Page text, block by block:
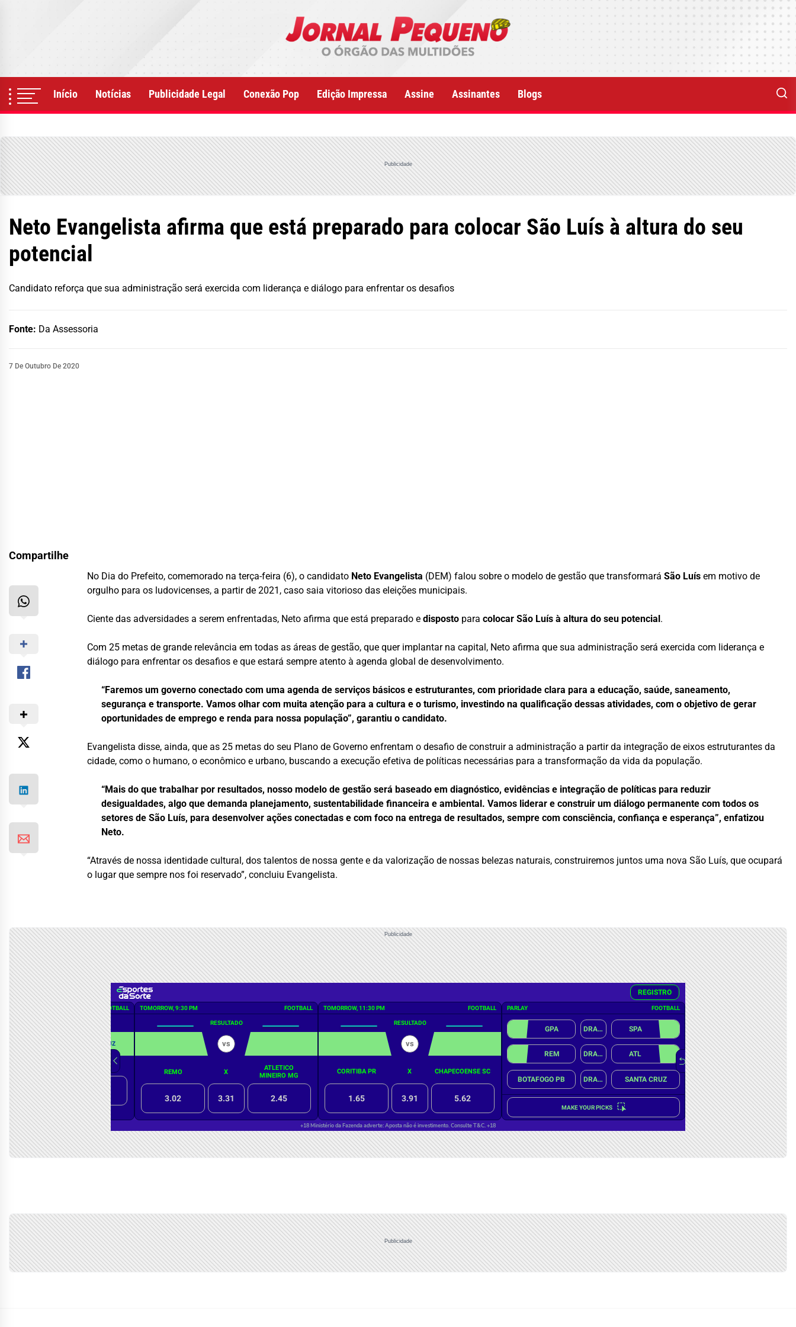
Início Notícias Publicidade Legal Conexão Pop Edição Impressa Assine Assinantes Blogs
Publicidade
Neto Evangelista afirma que está preparado para colocar São Luís à altura do seu
potencial
Candidato reforça que sua administração será exercida com liderança e diálogo para enfrentar os desafios
Fonte: Da Assessoria
7 De Outubro De 2020
Compartilhe
No Dia do Prefeito, comemorado na terça-feira (6), o candidato Neto Evangelista (DEM) falou sobre o modelo de gestão que transformaráSão Luís em motivo de
orgulho para os ludovicenses, a partir de 2021, caso saia vitorioso das eleições municipais.
Ciente das adversidades a serem enfrentadas, Neto afirma que está preparado edisposto paracolocar São Luís à altura do seu potencial.
Com 25 metas de grande relevância em todas as áreas de gestão, que quer implantar na capital, Neto afirma que sua administração será exercida com liderança e
diálogo para enfrentar os desafios e que estará sempre atento à agenda global de desenvolvimento.
“Faremos um governo conectado com uma agenda de serviços básicos e estruturantes, com prioridade clara para a educação, saúde, saneamento,
segurança e transporte. Vamos olhar com muita atenção para a cultura e o turismo, investindo na qualificação dessas atividades, com o objetivo de gerar
oportunidades de emprego e renda para nossa população”, garantiu o candidato.
Evangelista disse, ainda, que as 25 metas do seu Plano de Governo enfrentam o desafio de construir a administração a partir da integração de eixos estruturantes da
cidade, como o humano, o econômico e urbano, buscando a execução efetiva de políticas necessárias para a transformação da vida da população.
“Mais do que trabalhar por resultados, nosso modelo de gestão será baseado em diagnóstico, evidências e integração de políticas para reduzir
desigualdades, algo que demanda planejamento, sustentabilidade financeira e ambiental. Vamos liderar e construir um diálogo permanente com todos os
setores de São Luís, para desenvolver ações conectadas e com foco na entrega de resultados, sempre com consciência, confiança e esperança”, enfatizou
Neto.
“Através de nossa identidade cultural, dos talentos de nossa gente e da valorização de nossas belezas naturais, construiremos juntos uma nova São Luís, que ocupará
o lugar que sempre nos foi reservado”, concluiu Evangelista.
Publicidade
Publicidade